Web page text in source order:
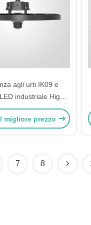
agli urti IK09 e
industriale High
per ambienti
gravosi
migliore prezzo
7 8